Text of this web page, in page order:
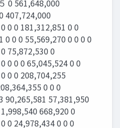
0 561,648,000
407,724,000
0 0 181,312,851 0 0
0 0 0 55,569,270 0 0 0 0
75,872,530 0
0 0 0 65,045,524 0 0
0 0 208,704,255
0 0 0
90,265,581 57,381,950
668,920 0
0 24,978,434 0 0 0